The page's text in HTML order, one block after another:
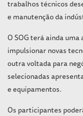
trabalhos técnicos
e manutenção da
O SOG terá ainda
impulsionar novas
outra voltada para
selecionadas
e equipamentos.
Os participantes